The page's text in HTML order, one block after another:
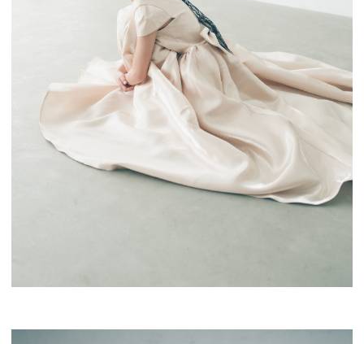
特定商取引に基づく表記
会社概要
キャンセルポリシー
プライバシーポリシー
RECRUIT